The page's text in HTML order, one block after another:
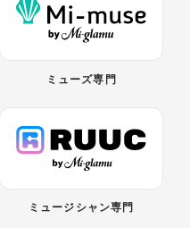
ミューズ専門
ミュージシャン専門